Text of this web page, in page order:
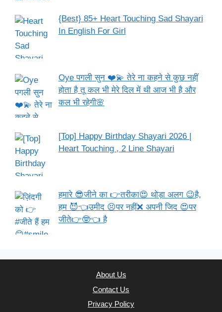
{Best} 85+ Heart Touching Sad Shayari
In English For Girl
Oye पगली सुन ❤️💫 तेरे ना कहने से कुछ नहीं
होता है तू कल भी मेरे दिल में थी आज भी है और
कल भी रहेगी🌸
[Top] Happy Birthday Shayari 2026 |
Heart Touching , 2 Line Shayari
हमारे 😎जीने का 👉तरीका😍 थोड़ा अलग 😉है,
हम 😈👈उमीद 😣पर नहीं❌ अपनी जिद 😍पर
जीते👉🤓👈 है
About Us
Contact Us
Privacy Policy